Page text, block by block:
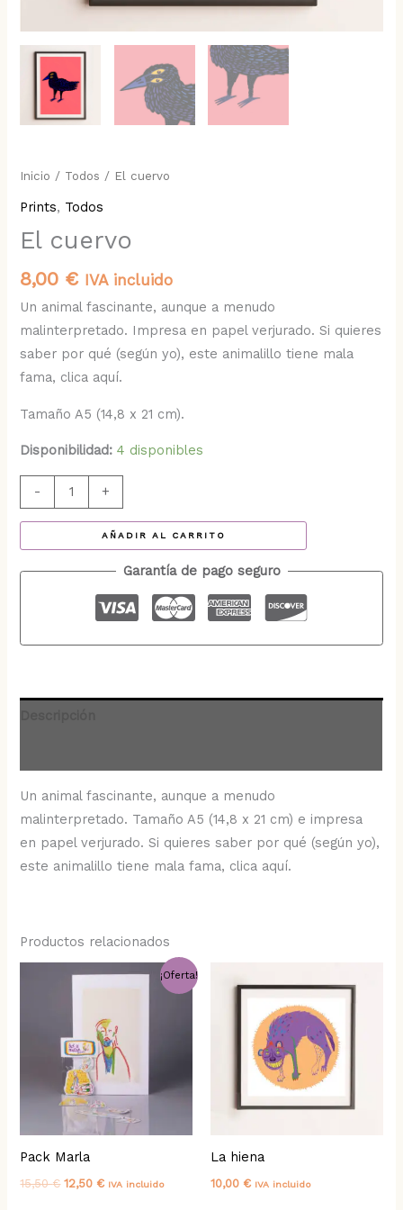
Inicio / Todos / El cuervo
Prints, Todos
El cuervo
8,00 € IVA incluido
Un animal fascinante, aunque a menudo
malinterpretado. Impresa en papel verjurado. Si quieres
saber por qué (según yo), este animalillo tiene mala
fama, clica aquí.
Tamaño A5 (14,8 x 21 cm).
Disponibilidad: 4 disponibles
- +
AÑADIR AL CARRITO
Garantía de pago seguro
Un animal fascinante, aunque a menudo
malinterpretado. Tamaño A5 (14,8 x 21 cm) e impresa
en papel verjurado. Si quieres saber por qué (según yo),
este animalillo tiene mala fama, clica aquí.
Productos relacionados
¡Oferta!
Pack Marla
15,50€
15,50 €.
12,50 €
es:
12,50 €.
IVA incluido
La hiena
10,00 € IVA incluido